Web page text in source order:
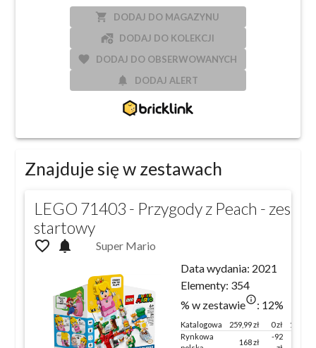
local_grocery_store DODAJ DO MAGAZYNU
add_home_work DODAJ DO KOLEKCJI
favorite DODAJ DO OBSERWOWANYCH
notifications DODAJ ALERT
Znajduje się w zestawach
LEGO 71403 - Przygody z Peach - zestaw
startowy
favorite_outline notifications
Super Mario
Data wydania: 2021
Elementy: 354
% w zestawieinfo_outlined
: 12%
Katalogowa 259,99zł 0 zł
100 %
Rynkowa
168zł
-92